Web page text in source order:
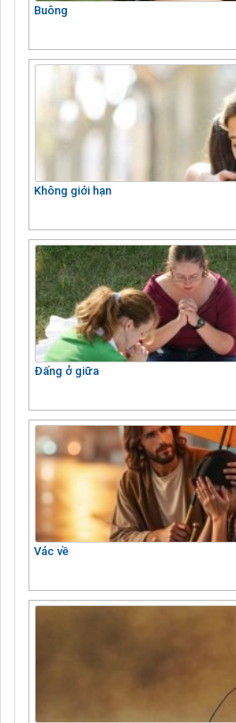
Buông
Không giới hạn
Đấng ở giữa
Vác về